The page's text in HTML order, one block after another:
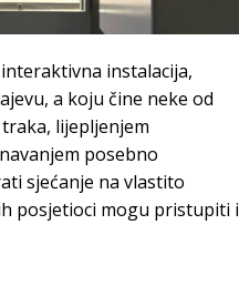
instalacija,
a koju čine neke od
lijepljenjem
posebno
sjećanje na vlastito
posjetioci mogu pristupiti i